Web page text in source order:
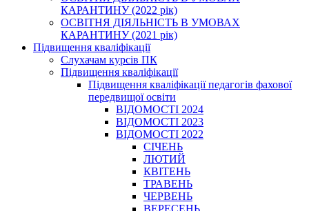
КАРАНТИНУ (2022 рік)
ОСВІТНЯ ДІЯЛЬНІСТЬ В УМОВАХ
КАРАНТИНУ (2021 рік)
Підвищення кваліфікації
Слухачам курсів ПК
Підвищення кваліфікації
Підвищення кваліфікації педагогів фахової
передвищої освіти
ВІДОМОСТІ 2024
ВІДОМОСТІ 2023
ВІДОМОСТІ 2022
СІЧЕНЬ
ЛЮТИЙ
КВІТЕНЬ
ТРАВЕНЬ
ЧЕРВЕНЬ
ВЕРЕСЕНЬ